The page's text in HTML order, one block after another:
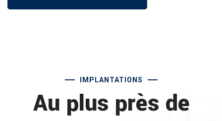
IMPLANTATIONS
Au plus près de